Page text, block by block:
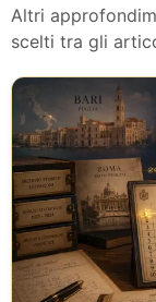
Altri
scelti tra gli